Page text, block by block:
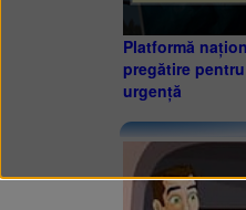
Platformă
pregătire
urgență